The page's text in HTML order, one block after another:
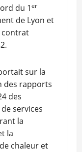
du 1er
de Lyon et
contrat
sur la
des rapports
des
services
la
la
chaleur et